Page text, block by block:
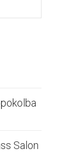
Salon